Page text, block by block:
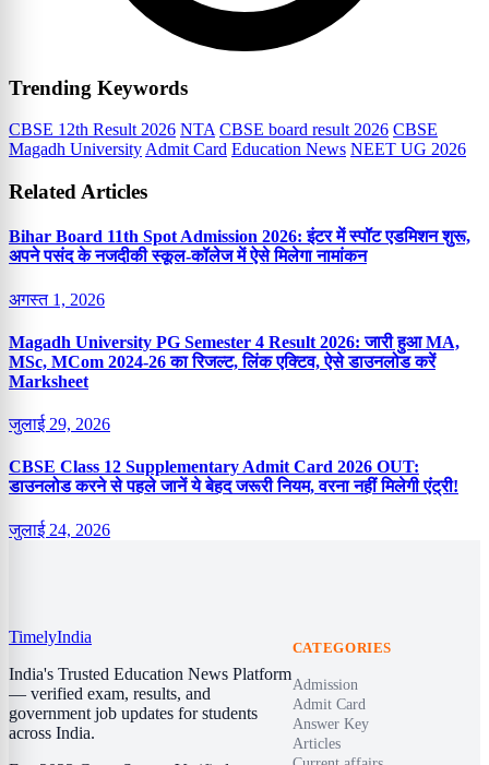
Trending Keywords
CBSE 12th Result 2026 NTA CBSE board result 2026 CBSE
Magadh University Admit Card Education News NEET UG 2026
Related Articles
Bihar Board 11th Spot Admission 2026: इंटर में स्पॉट एडमिशन शुरू,
अपने पसंद के नजदीकी स्कूल-कॉलेज में ऐसे मिलेगा नामांकन
अगस्त 1, 2026
Magadh University PG Semester 4 Result 2026: जारी हुआ MA,
MSc, MCom 2024-26 का रिजल्ट, लिंक एक्टिव, ऐसे डाउनलोड करें
Marksheet
जुलाई 29, 2026
CBSE Class 12 Supplementary Admit Card 2026 OUT:
डाउनलोड करने से पहले जानें ये बेहद जरूरी नियम, वरना नहीं मिलेगी एंट्री!
जुलाई 24, 2026
TimelyIndia
India's Trusted Education News Platform
— verified exam, results, and
government job updates for students
across India.
CATEGORIES
Admission
Admit Card
Answer Key
Articles